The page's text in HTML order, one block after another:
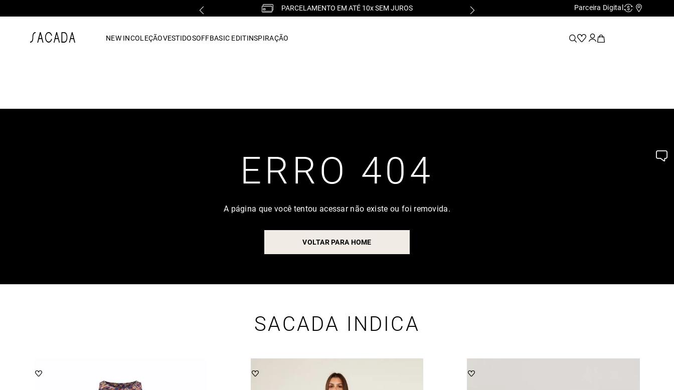
PARCELAMENTO EM ATÉ 10x SEM JUROS Parceira Digital Cashback
NEW INCOLEÇÃOVESTIDOSOFFBASIC EDITINSPIRAÇÃO
ERRO 404
A página que você tentou acessar não existe ou foi removida.
VOLTAR PARA HOME
SACADA INDICA
vestido midi
7º macacão